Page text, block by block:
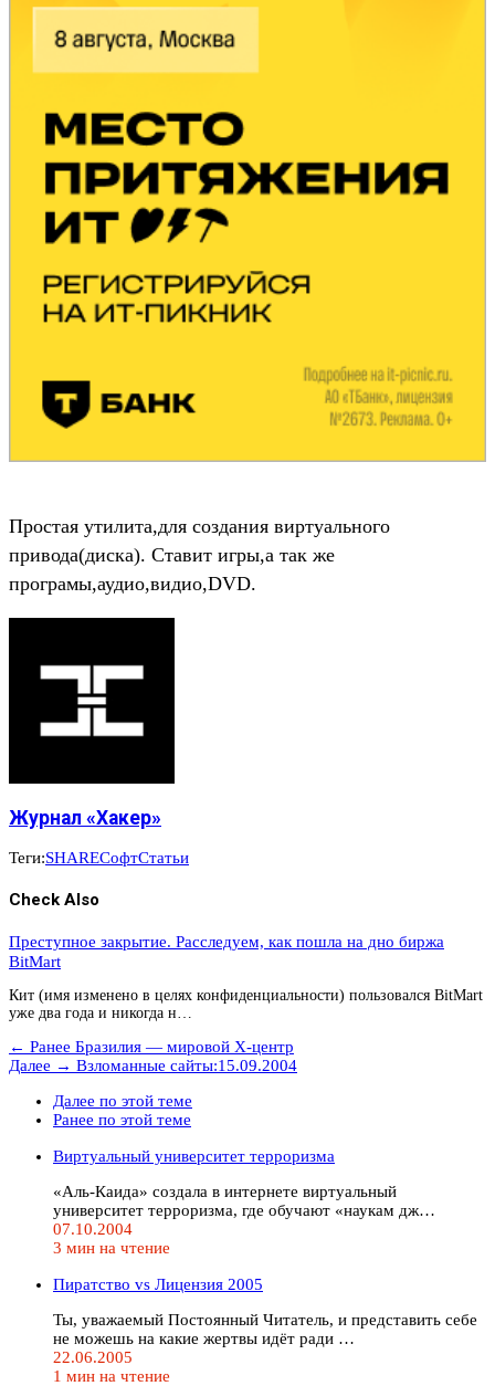
Простая утилита,для создания виртуального
привода(диска). Ставит игры,а так же
програмы,аудио,видио,DVD.
Журнал «Хакер»
Теги:SHAREСофтСтатьи
Check Also
Преступное закрытие. Расследуем, как пошла на дно биржа
BitMart
Кит (имя изменено в целях конфиденциальности) пользовался BitMart
уже два года и никогда н…
← Ранее Бразилия — мировой Х-центр
Далее → Взломанные сайты:15.09.2004
Далее по этой теме
Ранее по этой теме
Виртуальный университет терроризма
«Аль-Каида» создала в интернете виртуальный
университет терроризма, где обучают «наукам дж…
07.10.2004
3 мин на чтение
Пиратство vs Лицензия 2005
Ты, уважаемый Постоянный Читатель, и представить себе
не можешь на какие жертвы идёт ради …
22.06.2005
1 мин на чтение